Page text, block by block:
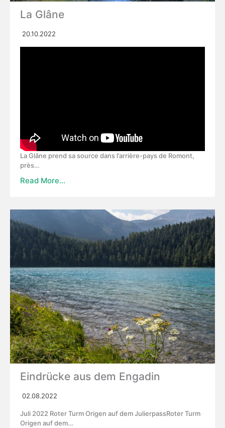
La Glâne
20.10.2022
La Glâne prend sa source dans l’arrière-pays de Romont,
près…
Read More…
Eindrücke aus dem Engadin
02.08.2022
Juli 2022 Roter Turm Origen auf dem JulierpassRoter Turm
Origen auf dem…